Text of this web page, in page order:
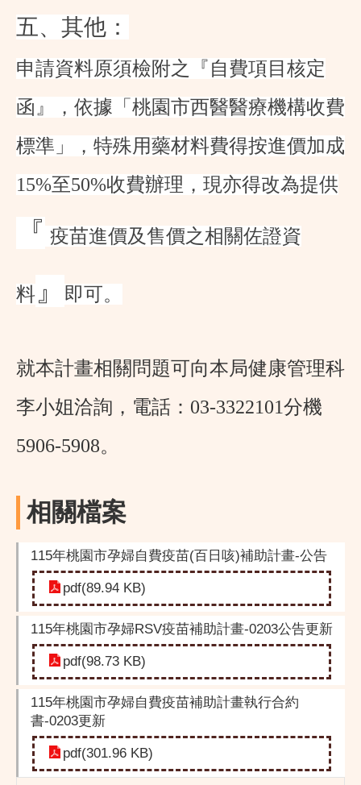
五、其他：
申請資料原須檢附之『自費項目核定
函』，依據「桃園市西醫醫療機構收費
標準」，特殊用藥材料費得按進價加成
15%至50%收費辦理，現亦得改為提供
『 疫苗進價及售價之相關佐證資
料』 即可。
就本計畫相關問題可向本局健康管理科
李小姐洽詢，電話： 03-3322101分機
5906-5908。
相關檔案
115年桃園市孕婦自費疫苗(百日咳)補助計畫-公告
pdf(89.94 KB)
115年桃園市孕婦RSV疫苗補助計畫-0203公告更新
pdf(98.73 KB)
115年桃園市孕婦自費疫苗補助計畫執行合約
書-0203更新
pdf(301.96 KB)